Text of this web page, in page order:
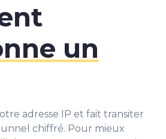
un
adresse IP et fait transiter
chiffré. Pour mieux